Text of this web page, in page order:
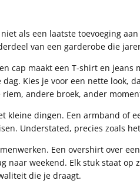
als een laatste toevoeging
van een garderobe die
cap maakt een T-shirt en jeans
dag. Kies je voor een nette look,
riem, andere broek, ander
kleine dingen. Een armband of
Understated, precies zoals
Een overshirt over
naar weekend. Elk stuk staat op
die je draagt.